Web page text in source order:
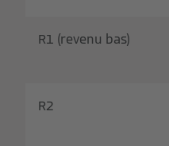
R1 (revenu bas)
R2